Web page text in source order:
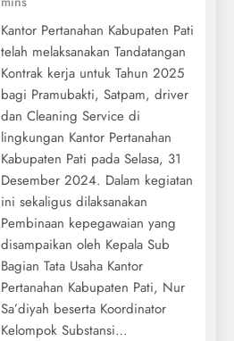
Kantor Pertanahan Kabupaten Pati
telah melaksanakan Tandatangan
Kontrak kerja untuk Tahun 2025
bagi Pramubakti, Satpam, driver
dan Cleaning Service di
lingkungan Kantor Pertanahan
Kabupaten Pati pada Selasa, 31
Desember 2024. Dalam kegiatan
ini sekaligus dilaksanakan
Pembinaan kepegawaian yang
disampaikan oleh Kepala Sub
Bagian Tata Usaha Kantor
Pertanahan Kabupaten Pati, Nur
Sa’diyah beserta Koordinator
Kelompok Substansi…